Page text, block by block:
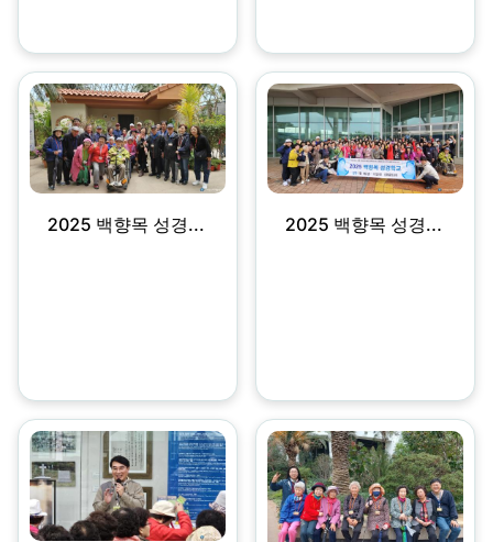
2025 백향목 성경... 2025 백향목 성경...